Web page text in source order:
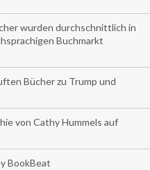
wurden durchschnittlich in
Buchmarkt
Bücher zu Trump und
von Cathy Hummels auf
BookBeat